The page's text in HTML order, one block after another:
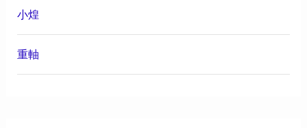
小煌
重軸